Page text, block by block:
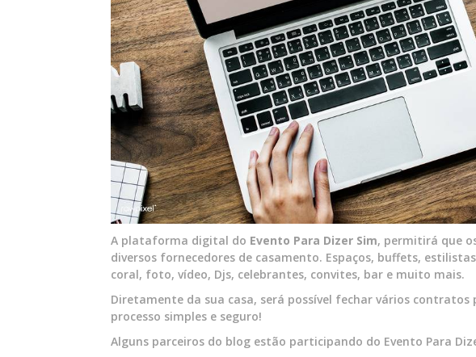
A plataforma digital do Evento Para Dizer Sim, permitirá que
diversos fornecedores de casamento. Espaços, buffets,
coral, foto, vídeo, Djs, celebrantes, convites, bar e muito mais.
Diretamente da sua casa, será possível fechar vários contratos
processo simples e seguro!
Alguns parceiros do blog estão participando do Evento Para